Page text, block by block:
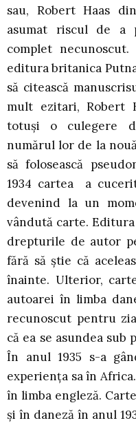
sau, Robert Haas
asumat riscul de a
complet
editura britanica
să citească
mult ezitari, Robert
totuşi o culegere
numărul lor de la
să folosească
1934 cartea a
devenind la un
vândută carte.
drepturile de autor
fără să ştie că
înainte. Ulterior,
autoarei în limba
recunoscut pentru
că ea se asundea sub
În anul 1935 s-a
experienţa sa în
în limba engleză.
şi în daneză în anul